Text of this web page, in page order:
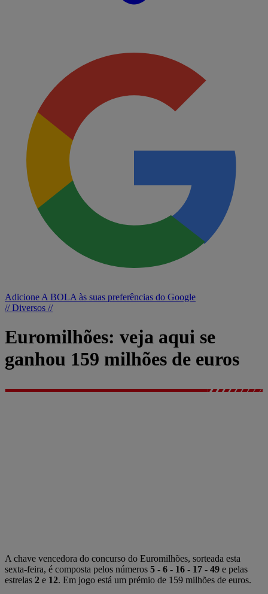
Adicione A BOLA às suas preferências do Google
// Diversos //
Euromilhões: veja aqui se
ganhou 159 milhões de euros
A chave vencedora do concurso do Euromilhões, sorteada esta
sexta-feira, é composta pelos números 5 - 6 - 16 - 17 - 49 e pelas
estrelas 2 e 12. Em jogo está um prémio de 159 milhões de euros.